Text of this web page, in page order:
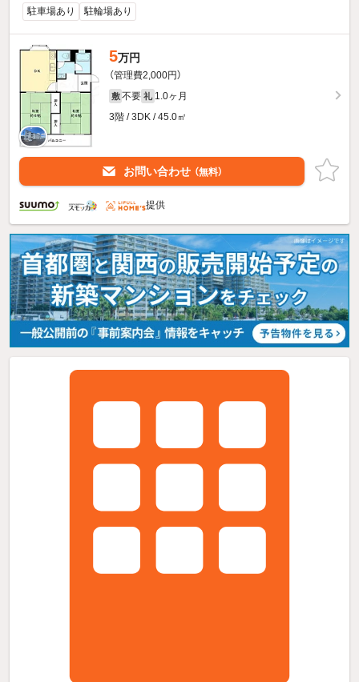
駐車場あり 駐輪場あり
5万円
（管理費2,000円）
敷 不要 礼 1.0ヶ月
3階 / 3DK / 45.0㎡
お問い合わせ （無料）
提供